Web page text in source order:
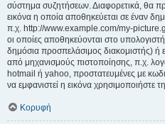
σύστημα συζητήσεων. Διαφορετικά, θα
εικόνα η οποία αποθηκεύεται σε έναν
π.χ. http://www.example.com/my-
οι οποίες αποθηκεύονται στο
δημόσια προσπελάσιμος διακομιστής) ή
από μηχανισμούς πιστοποίησης, π.χ.
hotmail ή yahoo, προστατευμένες με
να εμφανιστεί η εικόνα χρησιμοποιήστε
Κορυφή